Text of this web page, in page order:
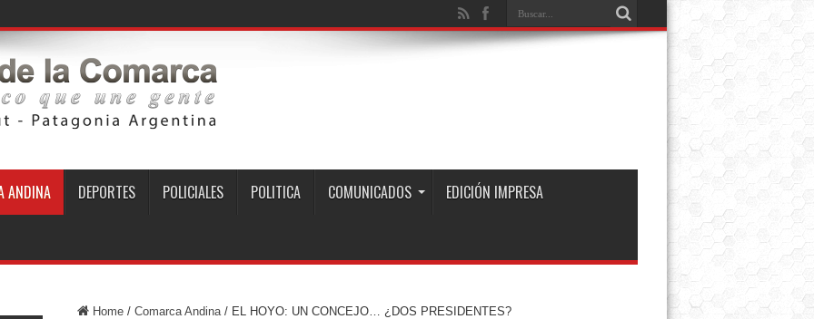
ANDINA DEPORTES POLICIALES POLITICA COMUNICADOS EDICIÓN IMPRESA
Home/ Comarca Andina/ EL HOYO: UN CONCEJO… ¿DOS PRESIDENTES?